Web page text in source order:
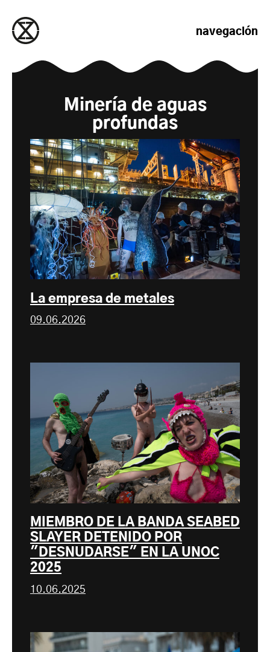
navegación
Minería de aguas
profundas
La empresa de metales
09.06.2026
MIEMBRO DE LA BANDA SEABED
SLAYER DETENIDO POR
"DESNUDARSE" EN LA UNOC
2025
10.06.2025